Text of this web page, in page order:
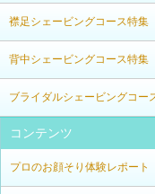
襟足シェービングコース特集
背中シェービングコース特集
ブライダルシェービングコー
コンテンツ
プロのお顔そり体験レポート